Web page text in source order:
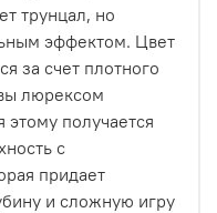
трунцал, но
эффектом. Цвет
за счет плотного
люрексом
этому получается
с
придает
и сложную игру